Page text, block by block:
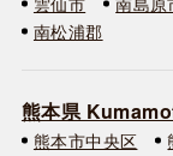
南松浦郡
熊本県
熊本市中央区